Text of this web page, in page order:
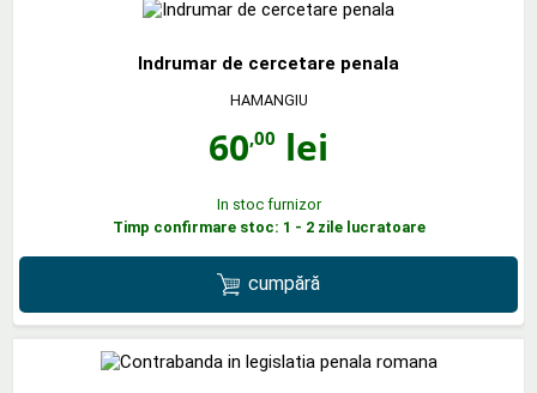
Indrumar de cercetare penala
HAMANGIU
60,00 lei
In stoc furnizor
Timp confirmare stoc: 1 - 2 zile lucratoare
cumpără